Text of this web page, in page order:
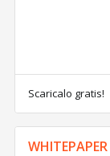
Scaricalo gratis!
WHITEPAPER